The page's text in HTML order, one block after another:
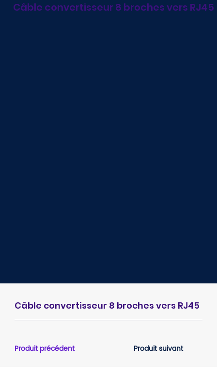
Câble convertisseur 8 broches vers RJ45
Câble convertisseur 8 broches vers RJ45
Produit précédent Produit suivant